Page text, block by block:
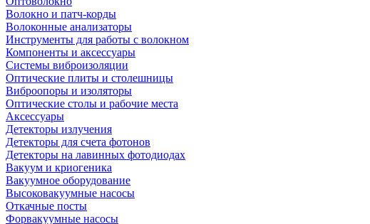
Волокно и патч-корды
Волоконные анализаторы
Инструменты для работы с волокном
Компоненты и аксессуары
Системы виброизоляции
Оптические плиты и столешницы
Виброопоры и изоляторы
Оптические столы и рабочие места
Аксессуары
Детекторы излучения
Детекторы для счета фотонов
Детекторы на лавинных фотодиодах
Вакуум и криогеника
Вакуумное оборудование
Высоковакуумные насосы
Откачные посты
Форвакуумные насосы